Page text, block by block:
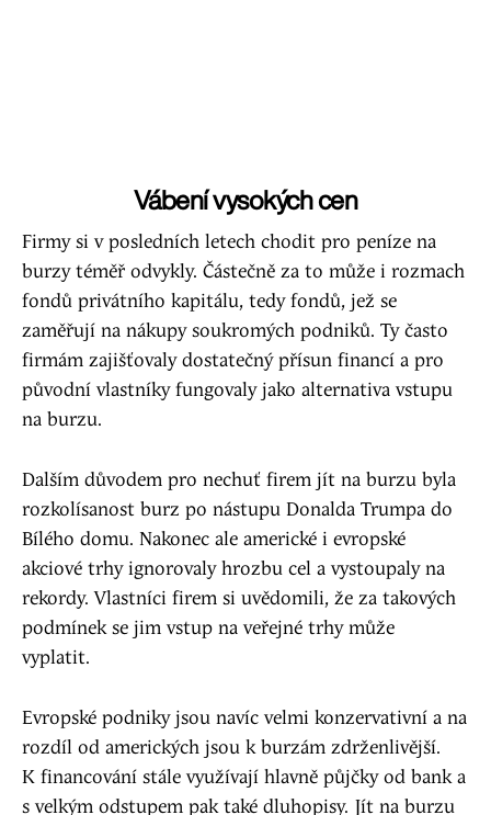
Vábení vysokých cen
Firmy si v posledních letech chodit pro peníze na
burzy téměř odvykly. Částečně za to může i rozmach
fondů privátního kapitálu, tedy fondů, jež se
zaměřují na nákupy soukromých podniků. Ty často
firmám zajišťovaly dostatečný přísun financí a pro
původní vlastníky fungovaly jako alternativa vstupu
na burzu.
Dalším důvodem pro nechuť firem jít na burzu byla
rozkolísanost burz po nástupu Donalda Trumpa do
Bílého domu. Nakonec ale americké i evropské
akciové trhy ignorovaly hrozbu cel a vystoupaly na
rekordy. Vlastníci firem si uvědomili, že za takových
podmínek se jim vstup na veřejné trhy může
vyplatit.
Evropské podniky jsou navíc velmi konzervativní a na
rozdíl od amerických jsou k burzám zdrženlivější.
K financování stále využívají hlavně půjčky od bank a
s velkým odstupem pak také dluhopisy. Jít na burzu